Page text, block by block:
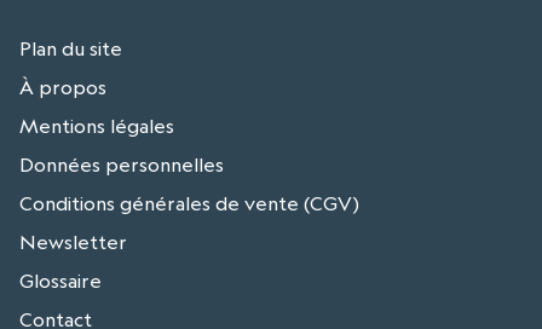
Plan du site
À propos
Mentions légales
Données personnelles
Conditions générales de vente (CGV)
Newsletter
Glossaire
Contact